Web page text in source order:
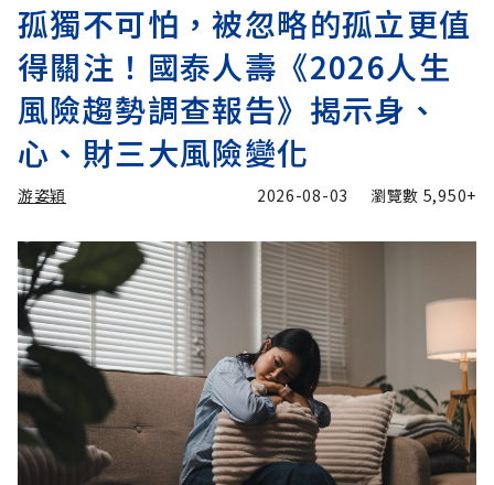
孤獨不可怕，被忽略的孤立更值
得關注！國泰人壽《2026人生
風險趨勢調查報告》揭示身、
心、財三大風險變化
游姿穎 2026-08-03 瀏覽數 5,950+